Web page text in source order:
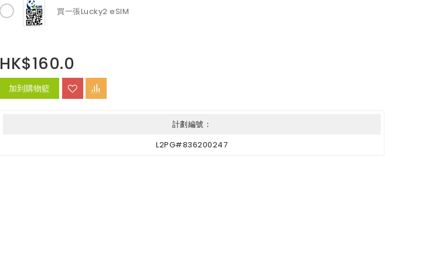
買一張Lucky2 eSIM
HK$160.0
加到購物籃
計劃編號：
L2PG#836200247